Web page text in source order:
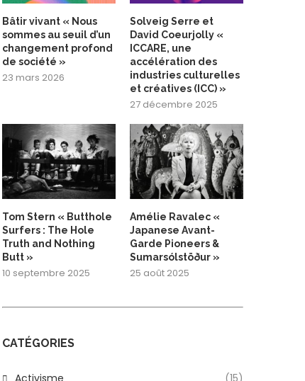
Bâtir vivant « Nous
sommes au seuil d’un
changement profond
de société »
23 mars 2026
Solveig Serre et
David Coeurjolly «
ICCARE, une
accélération des
industries culturelles
et créatives (ICC) »
27 décembre 2025
Tom Stern « Butthole
Surfers : The Hole
Truth and Nothing
Butt »
10 septembre 2025
Amélie Ravalec «
Japanese Avant-
Garde Pioneers &
Sumarsólstöður »
25 août 2025
CATÉGORIES